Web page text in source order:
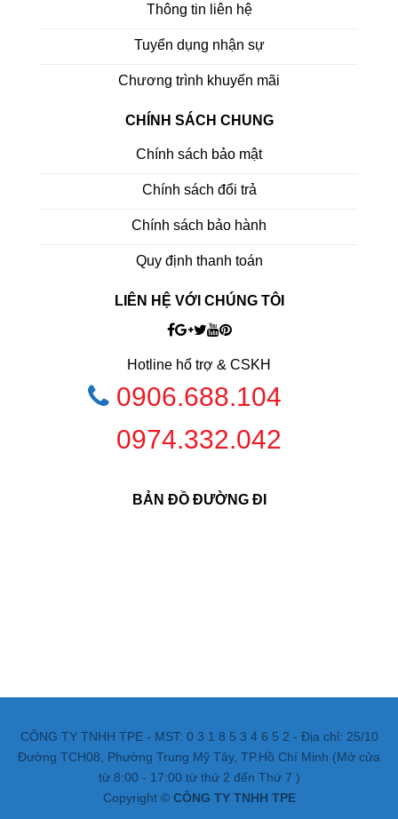
Thông tin liên hệ
Tuyển dụng nhận sự
Chương trình khuyến mãi
CHÍNH SÁCH CHUNG
Chính sách bảo mật
Chính sách đổi trả
Chính sách bảo hành
Quy định thanh toán
LIÊN HỆ VỚI CHÚNG TÔI
Hotline hổ trợ & CSKH
0906.688.104
0974.332.042
BẢN ĐỒ ĐƯỜNG ĐI
CÔNG TY TNHH TPE - MST: 0 3 1 8 5 3 4 6 5 2 - Địa chỉ: 25/10
Đường TCH08, Phường Trung Mỹ Tây, TP.Hồ Chí Minh (Mở cửa
từ 8:00 - 17:00 từ thứ 2 đến Thứ 7 )
Copyright © CÔNG TY TNHH TPE